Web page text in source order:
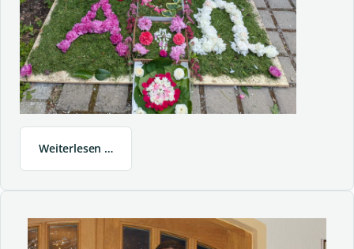
Weiterlesen …